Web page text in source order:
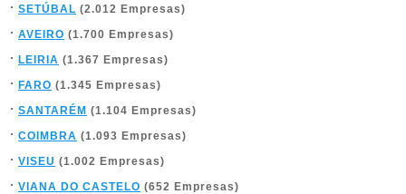
SETÚBAL (2.012 Empresas)
AVEIRO (1.700 Empresas)
LEIRIA (1.367 Empresas)
FARO (1.345 Empresas)
SANTARÉM (1.104 Empresas)
COIMBRA (1.093 Empresas)
VISEU (1.002 Empresas)
VIANA DO CASTELO (652 Empresas)